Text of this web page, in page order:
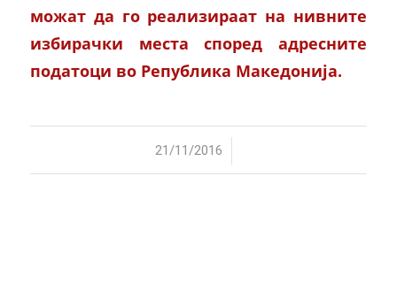
можат да го реализираат на нивните
избирачки места според адресните
податоци во Република Македонија.
21/11/2016
/